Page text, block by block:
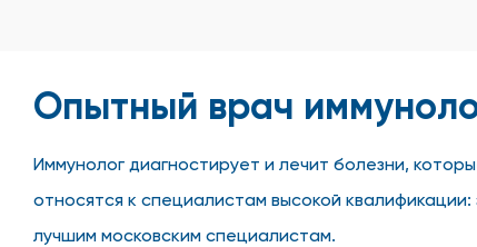
Опытный врач
Иммунолог диагностирует и лечит болезни,
относятся к специалистам высокой
лучшим московским специалистам.